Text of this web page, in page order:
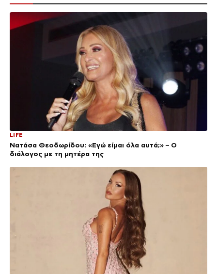
LIFE
Νατάσα Θεοδωρίδου: «Εγώ είμαι όλα αυτά;» – Ο
διάλογος με τη μητέρα της